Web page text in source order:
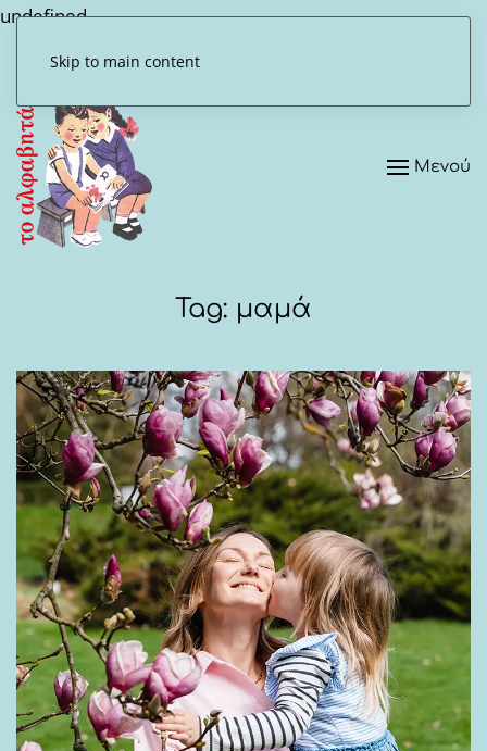
undefined
Skip to main content
Μενού
Tag: μαμά